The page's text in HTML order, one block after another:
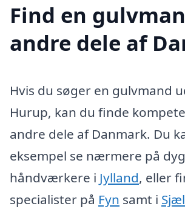
Find en
andre dele af
Hvis du søger en gulvmand
Hurup, kan du finde
andre dele af Danmark. Du
eksempel se nærmere på
håndværkere i Jylland, eller
specialister på Fyn samt i